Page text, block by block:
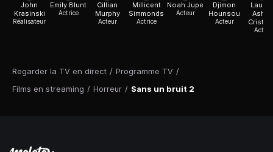
Regarder la TV en direct / Programme TV /
Films en streaming / Horreur / Sans un bruit 2
John
Krasinski
Réalisateur
Emily Blunt
Actrice
Cillian
Murphy
Acteur
Millicent
Simmonds
Actrice
Noah Jupe
Acteur
Djimon
Hounsou
Acteur
Acteur